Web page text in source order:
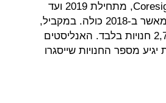
ואמנם, לפי נתונים שאסף אתר הצרכנות Coresight Research, מתחילת 2019 ועד
לחודש מאי נסגרו ברחבי ארה"ב כ-6,130 חנויות – יותר מאשר ב-2018 כולה. במקביל,
נפתחו במהלך חמשת החודשים הראשונים השנה כ-2,700 חנויות בלבד. האנליסטים
מספר החנויות שייסגרו